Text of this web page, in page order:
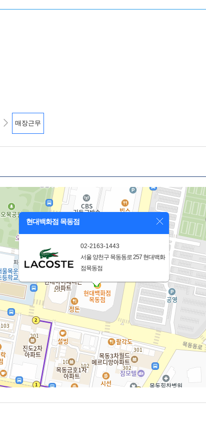
매장근무
현대백화점 목동점
02-2163-1443
서울 양천구 목동동로 257 현대백화
점목동점